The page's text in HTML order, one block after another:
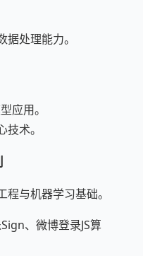
处理能力。
应用。
术。
与机器学习基础。
、微博登录JS算